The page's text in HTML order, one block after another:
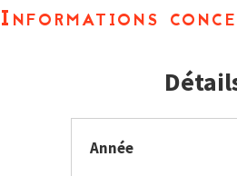
Informations
Année